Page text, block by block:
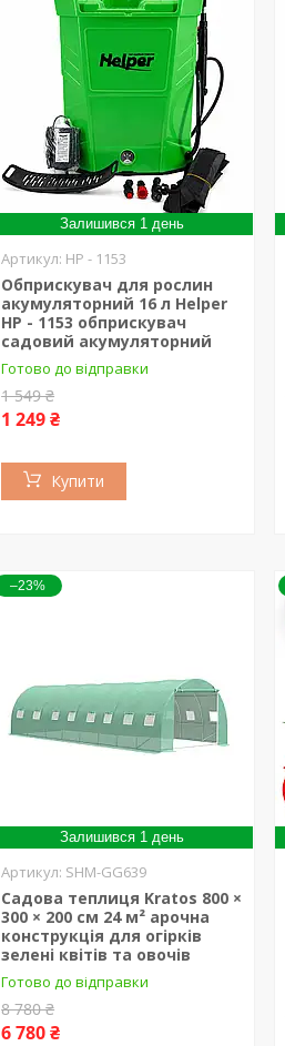
Залишився 1 день
HP - 1153
Обприскувач для рослин
акумуляторний 16 л Helper
HP - 1153 обприскувач
садовий акумуляторний
Готово до відправки
1 549 ₴
1 249 ₴
Купити
–23%
Залишився 1 день
SHM-GG639
Садова теплиця Kratos 800 ×
300 × 200 см 24 м² арочна
конструкція для огірків
зелені квітів та овочів
Готово до відправки
8 780 ₴
6 780 ₴